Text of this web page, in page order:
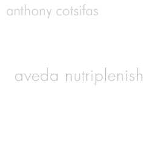
aveda nutriplenish